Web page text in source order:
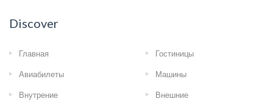
Discover
Главная Гостиницы
Авиабилеты Машины
Внутрение Внешние